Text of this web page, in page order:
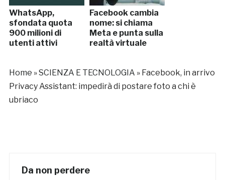
WhatsApp,
sfondata quota
900 milioni di
utenti attivi
Facebook cambia
nome: si chiama
Meta e punta sulla
realtà virtuale
Home »SCIENZA E TECNOLOGIA » Facebook, in arrivo
Privacy Assistant: impedirà di postare foto a chi è
ubriaco
Da non perdere